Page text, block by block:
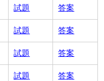
試題 答案
試題 答案
試題 答案
試題 答案